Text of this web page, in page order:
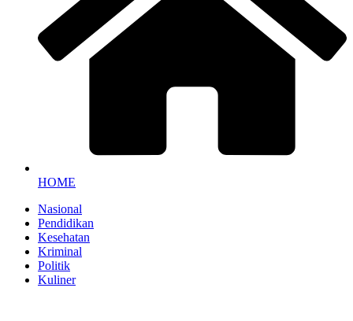
HOME
Nasional
Pendidikan
Kesehatan
Kriminal
Politik
Kuliner